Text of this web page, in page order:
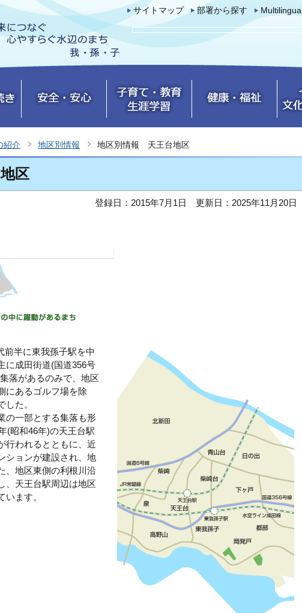
サイトマップ 部署から探す Multilingual
紹介 地区別情報 地区別情報 天王台地区
区
登録日：2015年7月1日 更新日：2025年11月20日
前半に東我孫子駅を中
に成田街道(国道356号
落があるのみで、地区
にあるゴルフ場を除
た。
の一部とする集落も形
(昭和46年)の天王台駅
行われるとともに、近
ションが建設され、地
、地区東側の利根川沿
、天王台駅周辺は地区
ます。